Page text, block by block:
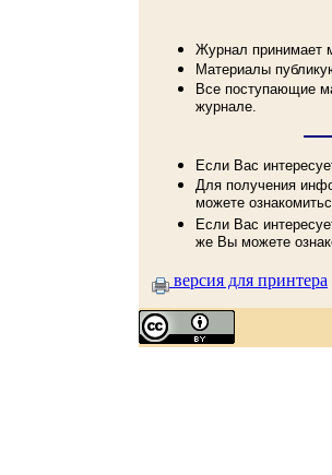
Журнал принимает
Материалы
Все поступающие
журнале.
Если Вас
Для получения
можете
Если Вас
же Вы можете
версия для принтера